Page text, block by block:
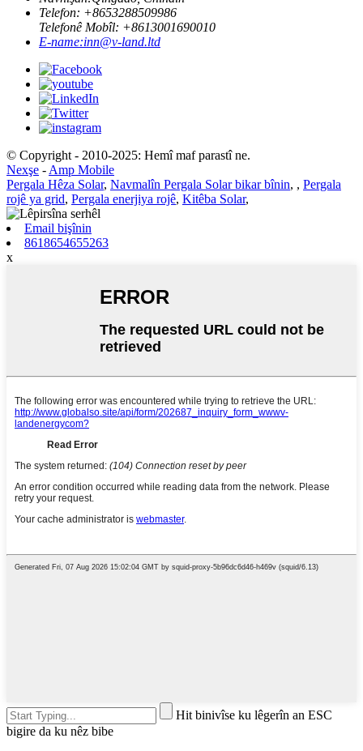
Telefon: +8653288509986
Telefonê Mobîl: +8613001690010
E-name:inn@v-land.ltd
© Copyright - 2010-2025: Hemî maf parastî ne.
Nexşe -Amp Mobile
Pergala Hêza Solar, Navmalîn Pergala Solar bikar bînin, , Pergala
rojê ya grid, Pergala enerjiya rojê, Kitêba Solar,
Email bişînin
8618654655263
x
Hit binivîse ku lêgerîn an ESC
bigire da ku nêz bibe